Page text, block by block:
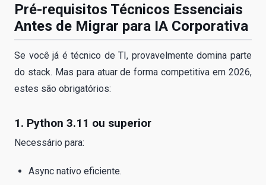
Pré-requisitos Técnicos Essenciais
Antes de Migrar para IA Corporativa
Se você já é técnico de TI, provavelmente domina parte
do stack. Mas para atuar de forma competitiva em 2026,
estes são obrigatórios:
1. Python 3.11 ou superior
Necessário para:
Async nativo eficiente.